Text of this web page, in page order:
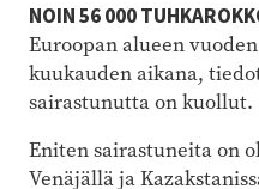
NOIN 56 000
Euroopan alueen
kuukauden aikana,
sairastunutta on kuollut.
Eniten sairastuneita on
Venäjällä ja